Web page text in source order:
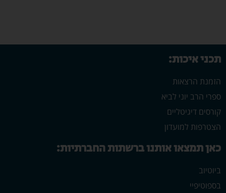
תכני איכות:
הזמנת הרצאות
ספרי הרב יוני לביא
קורסים דיגיטליים
הצטרפות למועדון
כאן תמצאו אותנו ברשתות החברתיות:
ביוטיוב
בספוטיפיי